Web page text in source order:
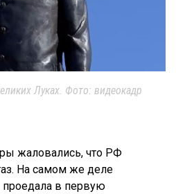
Луках. Фото: видеокадр
жаловались, что РФ
На самом же деле
проедала в первую